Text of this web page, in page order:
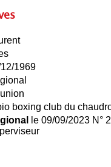
1969
boxing club du
le 09/09/2023 N°